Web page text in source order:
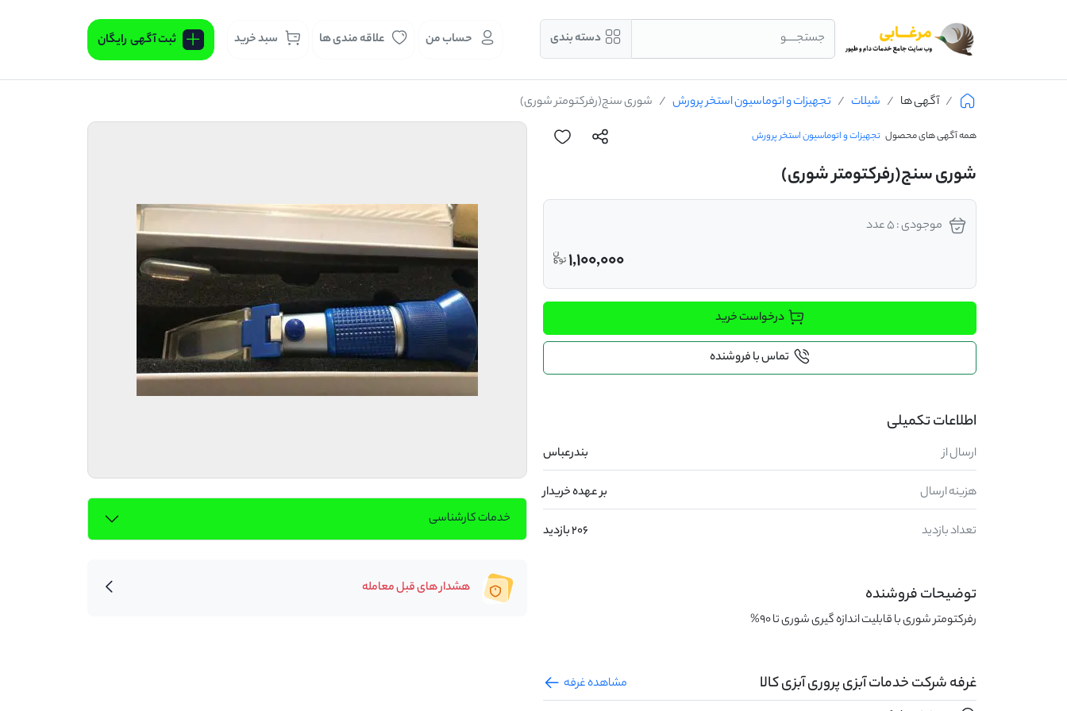
جستجــــو دسته بندی حساب من علاقه مندی ها سبد خرید ثبت آگهی رایگان
آگهی ها شیلات تجهیزات و اتوماسیون استخر پرورش شوری سنج(رفرکتومتر شوری)
همه آگهی های محصول تجهیزات و اتوماسیون استخر پرورش
شوری سنج(رفرکتومتر شوری)
موجودی : 5 عدد
1,100,000
درخواست خرید
تماس با فروشنده
اطلاعات تکمیلی
ارسال از بندرعباس
هزینه ارسال بر عهده خریدار
تعداد بازدید 206 بازدید
توضیحات فروشنده
رفرکتومتر شوری با قابلیت اندازه گیری شوری تا 90%
غرفه شرکت خدمات آبزی پروری آبزی کالا
مشاهده غرفه
خدمات کارشناسی
هشدار های قبل معامله